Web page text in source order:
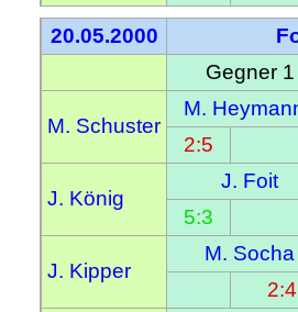
20.05.2000
Gegner 1
M. Schuster
M.
2:5
J. König
J. Foit
5:3
J. Kipper
M. Socha
2:4